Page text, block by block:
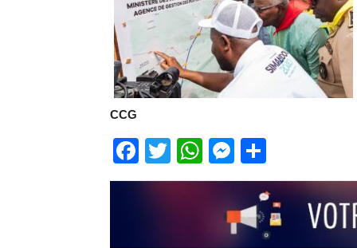
CCG
Facebook
TwitterWhatsApp